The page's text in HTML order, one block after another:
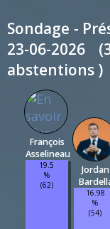
Sondage -
23-06-2026
abstentions )
François
Asselineau
19.5
%
(62)
Jordan
16.98
%
(54)